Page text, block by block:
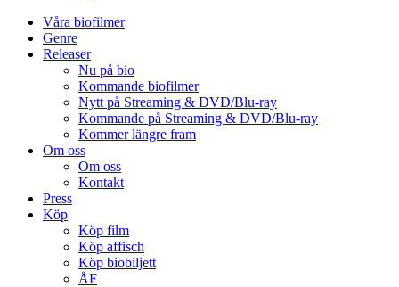
Våra biofilmer
Genre
Releaser
Nu på bio
Kommande biofilmer
Nytt på Streaming & DVD/Blu-ray
Kommande på Streaming & DVD/Blu-ray
Kommer längre fram
Om oss
Om oss
Kontakt
Press
Köp
Köp film
Köp affisch
Köp biobiljett
ÅF